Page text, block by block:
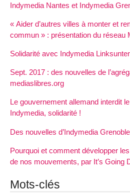
Indymedia Nantes et Indymedia
« Aider d’autres villes à monter et
commun » : présentation du réseau
Solidarité avec Indymedia
Sept. 2017 : des nouvelles de
mediaslibres.org
Le gouvernement allemand interdit
Indymedia, solidarité !
Des nouvelles d’Indymedia Grenoble
Pourquoi et comment développer
de nos mouvements, par It’s Going
Mots-clés